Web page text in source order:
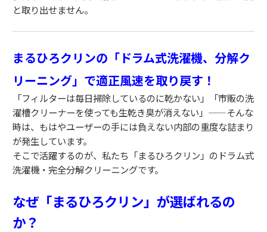
と取り出せません。
まるひろクリンの「ドラム式洗濯機、分解ク
リーニング」で適正風速を取り戻す！
「フィルターは毎日掃除しているのに乾かない」「市販の洗
濯槽クリーナーを使っても生乾き臭が消えない」——そんな
時は、もはやユーザーの手には負えない内部の重度な詰まり
が発生しています。
そこで活躍するのが、私たち「まるひろクリン」のドラム式
洗濯機・完全分解クリーニングです。
なぜ「まるひろクリン」が選ばれるの
か？